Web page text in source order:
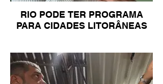
RIO PODE TER PROGRAMA
PARA CIDADES LITORÂNEAS